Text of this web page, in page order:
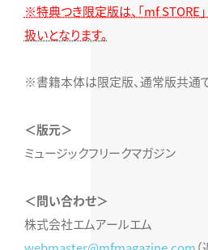
※特典つき限定版は、「mf STORE
扱いとなります。
※書籍本体は限定版、通常版共通で
＜版元＞
ミュージックフリークマガジン
＜問い合わせ＞
株式会社エムアールエム
webmaster@mfmagazine.com